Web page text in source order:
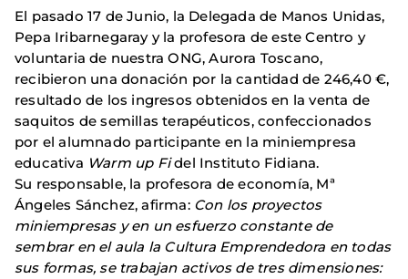
El pasado 17 de Junio, la Delegada de Manos Unidas,
Pepa Iribarnegaray y la profesora de este Centro y
voluntaria de nuestra ONG, Aurora Toscano,
recibieron una donación por la cantidad de 246,40 €,
resultado de los ingresos obtenidos en la venta de
saquitos de semillas terapéuticos, confeccionados
por el alumnado participante en la miniempresa
educativa Warm up Fidel Instituto Fidiana.
Su responsable, la profesora de economía, Mª
Ángeles Sánchez, afirma: Con los proyectos
miniempresas y en un esfuerzo constante de
sembrar en el aula la Cultura Emprendedora en todas
sus formas, se trabajan activos de tres dimensiones: